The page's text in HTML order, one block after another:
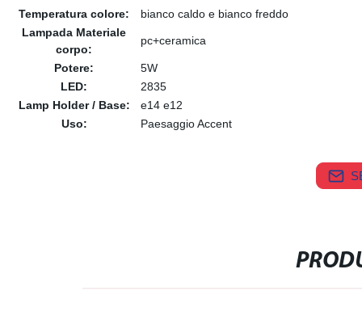
Temperatura colore:
bianco caldo e bianco freddo
Lampada Materiale
corpo:
pc+ceramica
Potere:
5W
LED:
2835
Lamp Holder / Base:
e14 e12
Uso:
Paesaggio Accent